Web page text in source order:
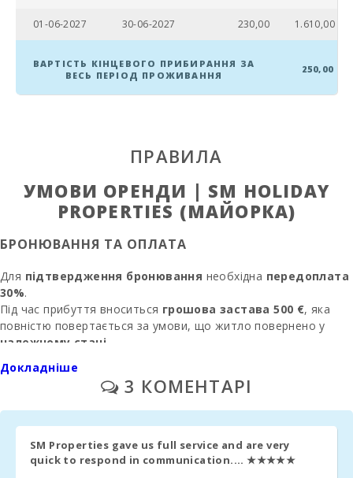
Ванна кімната -
туалет, душ:
Дитяча
кроватка:
Спальня з
двома
односпальними
ліжками:
Кількість осіб:
01-06-2027 30-06-2027 230,00 1.610,00
ВАРТІСТЬ КІНЦЕВОГО ПРИБИРАННЯ ЗА
ВЕСЬ ПЕРІОД ПРОЖИВАННЯ
250,00
ПРАВИЛА
УМОВИ ОРЕНДИ | SM HOLIDAY
PROPERTIES (МАЙОРКА)
БРОНЮВАННЯ ТА ОПЛАТА
Для підтвердження бронювання необхідна передоплата
30%.
Під час прибуття вноситься грошова застава 500 €, яка
повністю повертається за умови, що житло повернено у
належному стані
електроспоживання
показником лічильника.
ПРИБИРАННЯ ТА ЗБОРИ
Кінцеве прибирання : 200 € (якщо вибрано під час
Докладніше
3 КОМЕНТАРІ
SM Properties gave us full service and are very
quick to respond in communication....★★★★★